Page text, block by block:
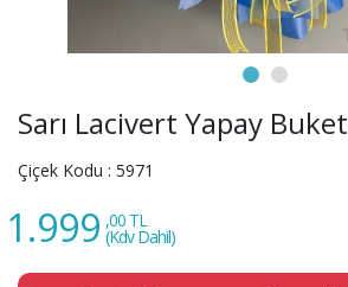
Sarı Lacivert Yapay Buket
Çiçek Kodu : 5971
1.999 ,00 TL
(Kdv Dahil)